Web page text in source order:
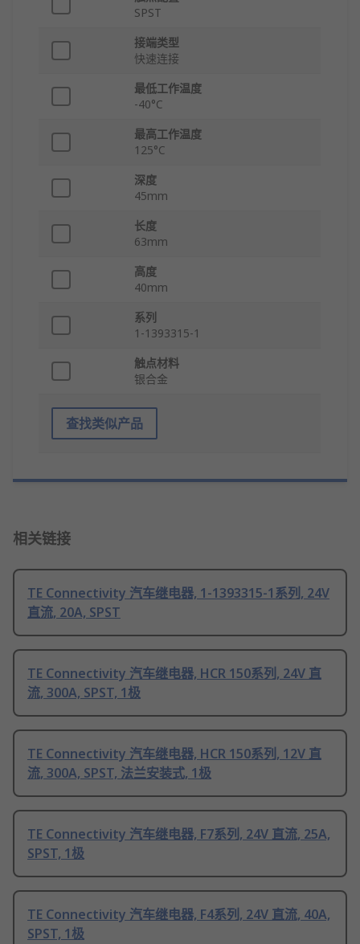
SPST
接端类型
快速连接
最低工作温度
-40°C
最高工作温度
125°C
深度
45mm
长度
63mm
高度
40mm
系列
1-1393315-1
触点材料
银合金
查找类似产品
相关链接
TE Connectivity 汽车继电器, 1-1393315-1系列, 24V
直流, 20A, SPST
TE Connectivity 汽车继电器, HCR 150系列, 24V 直
流, 300A, SPST, 1极
TE Connectivity 汽车继电器, HCR 150系列, 12V 直
流, 300A, SPST, 法兰安装式, 1极
TE Connectivity 汽车继电器, F7系列, 24V 直流, 25A,
SPST, 1极
TE Connectivity 汽车继电器, F4系列, 24V 直流, 40A,
SPST, 1极